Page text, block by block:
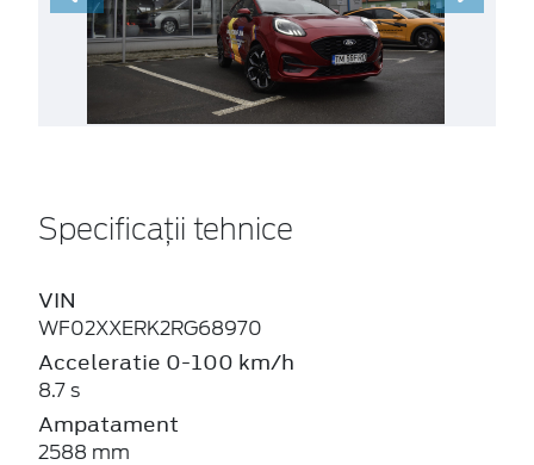
Specificații tehnice
VIN
WF02XXERK2RG68970
Acceleratie 0-100 km/h
8.7 s
Ampatament
2588 mm